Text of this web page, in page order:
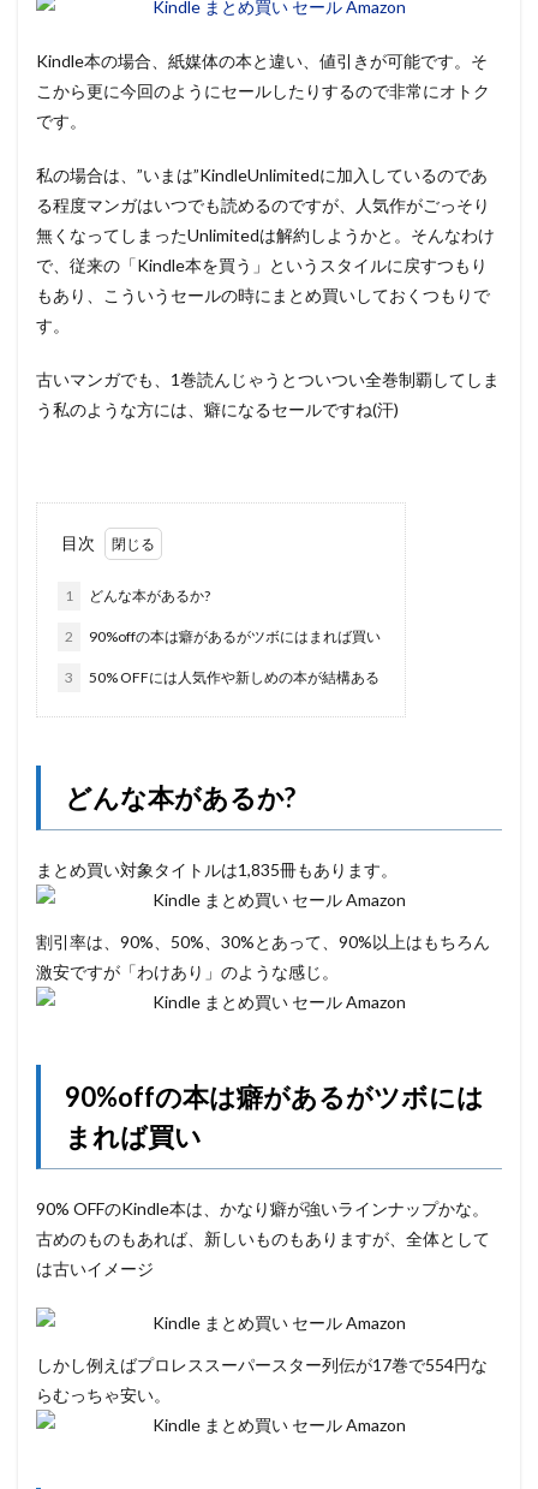
Kindle本の場合、紙媒体の本と違い、値引きが可能です。そ
こから更に今回のようにセールしたりするので非常にオトク
です。
私の場合は、”いまは”KindleUnlimitedに加入しているのであ
る程度マンガはいつでも読めるのですが、人気作がごっそり
無くなってしまったUnlimitedは解約しようかと。そんなわけ
で、従来の「Kindle本を買う」というスタイルに戻すつもり
もあり、こういうセールの時にまとめ買いしておくつもりで
す。
古いマンガでも、1巻読んじゃうとついつい全巻制覇してしま
う私のような方には、癖になるセールですね(汗)
目次
1 どんな本があるか?
2 90%offの本は癖があるがツボにはまれば買い
3 50% OFFには人気作や新しめの本が結構ある
どんな本があるか?
まとめ買い対象タイトルは1,835冊もあります。
割引率は、90%、50%、30%とあって、90%以上はもちろん
激安ですが「わけあり」のような感じ。
90%offの本は癖があるがツボには
まれば買い
90% OFFのKindle本は、かなり癖が強いラインナップかな。
古めのものもあれば、新しいものもありますが、全体として
は古いイメージ
しかし例えばプロレススーパースター列伝が17巻で554円な
らむっちゃ安い。